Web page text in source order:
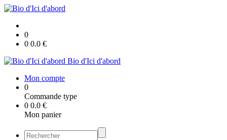
0
0 0.0 €
Bio d'Ici d'abord
Mon compte
0
Commande type
0 0.0 €
Mon panier